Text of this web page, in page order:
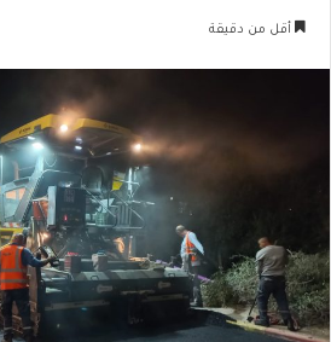
أقل من دقيقة